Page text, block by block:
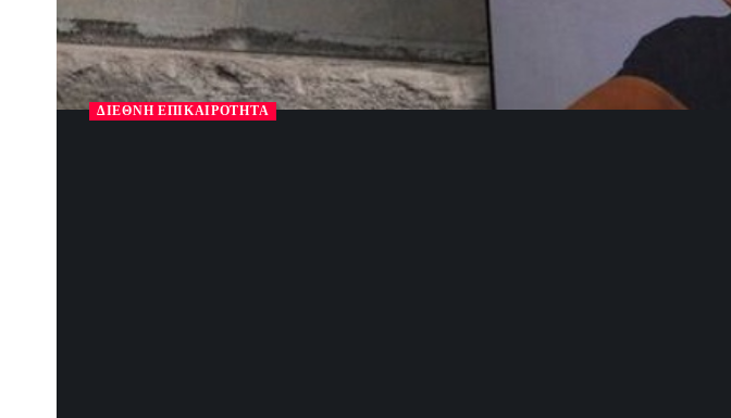
ΔΙΕΘΝΉ ΕΠΙΚΑΙΡΌΤΗΤΑ